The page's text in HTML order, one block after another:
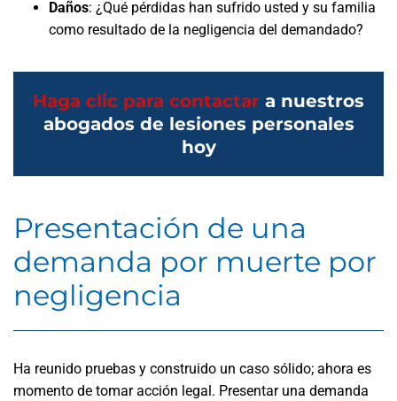
Daños: ¿Qué pérdidas han sufrido usted y su familia
como resultado de la negligencia del demandado?
Haga clic para contactar a nuestros
abogados de lesiones personales
hoy
Presentación de una
demanda por muerte por
negligencia
Ha reunido pruebas y construido un caso sólido; ahora es
momento de tomar acción legal. Presentar una demanda